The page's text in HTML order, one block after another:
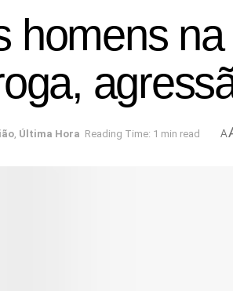
homens
, Última Hora Reading Time: 1 min read A